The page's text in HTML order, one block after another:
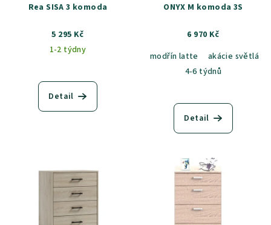
Rea SISA 3 komoda
5 295 Kč
1-2 týdny
Detail
ONYX M komoda 3S
6 970 Kč
modřín latte
akácie světlá
4-6 týdnů
Detail